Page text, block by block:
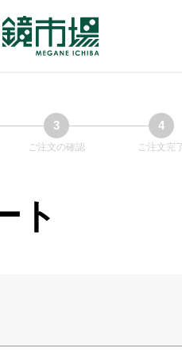
ご注文の確認 ご注文完
ト